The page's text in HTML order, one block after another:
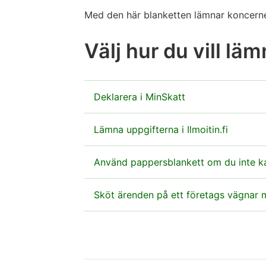
Med den här blanketten lämnar
Välj hur du vill
Deklarera i MinSkatt
Ange uppgifterna i MinSkatt som en
Gå till MinSkatt
Lämna uppgifterna i Ilmoitin.fi
Du kan lämna uppgifterna elektroniskt
När du deklarerar på nätet ska du inte
Anvisningar för
Använd pappersblankett om du inte
Deklarationen skickas till adressen:
Sköt ärenden på ett företags vägnar
osio